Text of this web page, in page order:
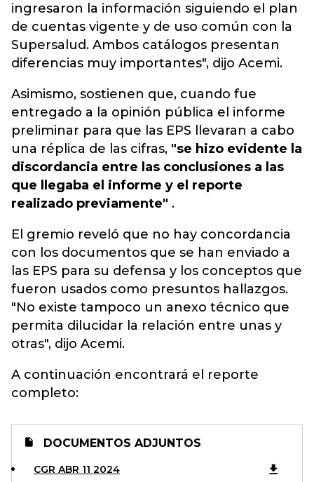
ingresaron la información siguiendo el plan
de cuentas vigente y de uso común con la
Supersalud. Ambos catálogos presentan
diferencias muy importantes", dijo Acemi.
Asimismo, sostienen que, cuando fue
entregado a la opinión pública el informe
preliminar para que las EPS llevaran a cabo
una réplica de las cifras, "se hizo evidente la
discordancia entre las conclusiones a las
que llegaba el informe y el reporte
realizado previamente" .
El gremio reveló que no hay concordancia
con los documentos que se han enviado a
las EPS para su defensa y los conceptos que
fueron usados como presuntos hallazgos.
"No existe tampoco un anexo técnico que
permita dilucidar la relación entre unas y
otras", dijo Acemi.
A continuación encontrará el reporte
completo:
DOCUMENTOS ADJUNTOS
CGR ABR 11 2024